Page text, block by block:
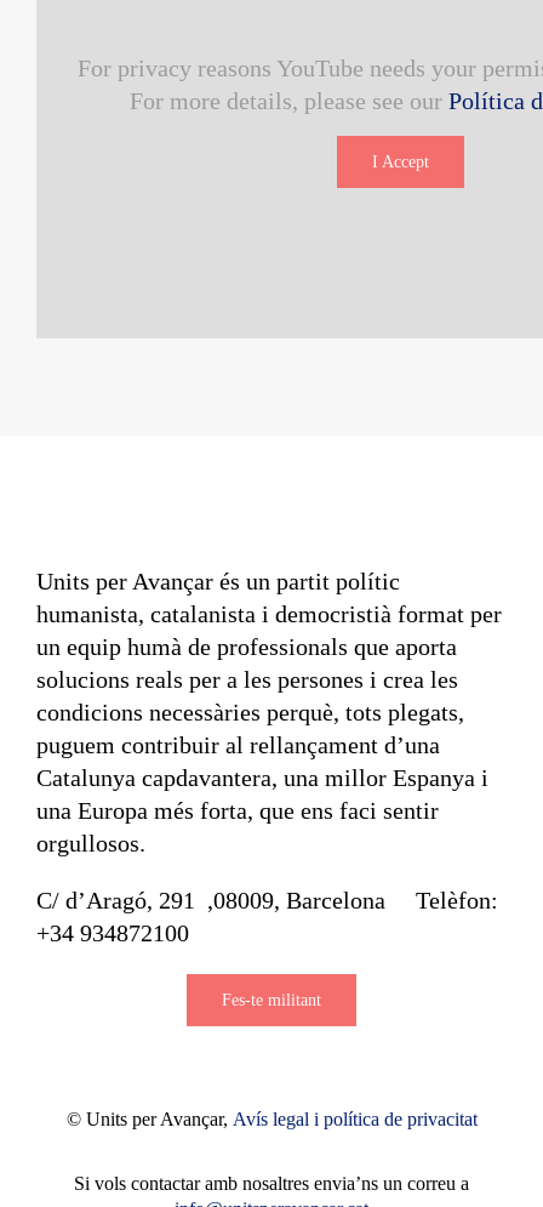
For privacy reasons YouTube needs your
For more details, please see our Política
I Accept
Units per Avançar és un partit polític
humanista, catalanista i democristià format per
un equip humà de professionals que aporta
solucions reals per a les persones i crea les
condicions necessàries perquè, tots plegats,
puguem contribuir al rellançament d’una
Catalunya capdavantera, una millor Espanya i
una Europa més forta, que ens faci sentir
orgullosos.
C/ d’Aragó, 291 ,08009, Barcelona Telèfon:
+34 934872100
Fes-te militant
© Units per Avançar, Avís legal i política de privacitat
Si vols contactar amb nosaltres envia’ns un correu a